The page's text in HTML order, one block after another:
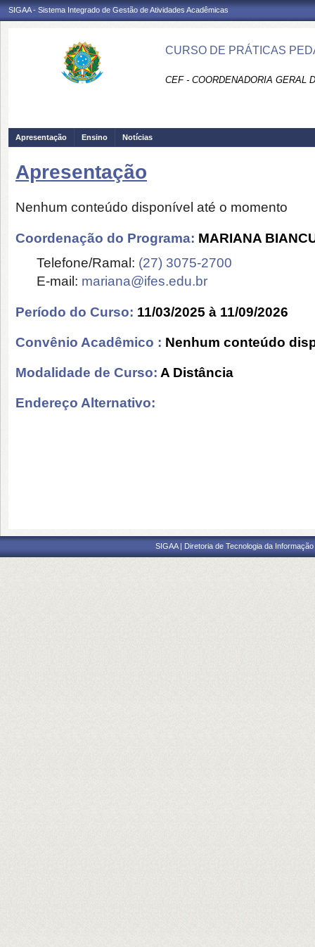
SIGAA - Sistema Integrado de Gestão de Atividades Acadêmicas
CURSO DE PRÁTICAS
CEF - COORDENADORIA GERAL
Apresentação Ensino Notícias
Apresentação
Nenhum conteúdo disponível até o momento
Coordenação do Programa: MARIANA
Telefone/Ramal: (27) 3075-2700
E-mail: mariana@ifes.edu.br
Período do Curso: 11/03/2025 à 11/09/2026
Convênio Acadêmico : Nenhum conteúdo
Modalidade de Curso: A Distância
Endereço Alternativo:
SIGAA | Diretoria de Tecnologia da